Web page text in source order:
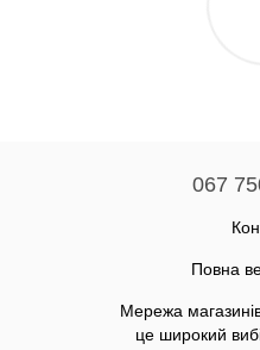
067
Повна
Мережа
це широкий